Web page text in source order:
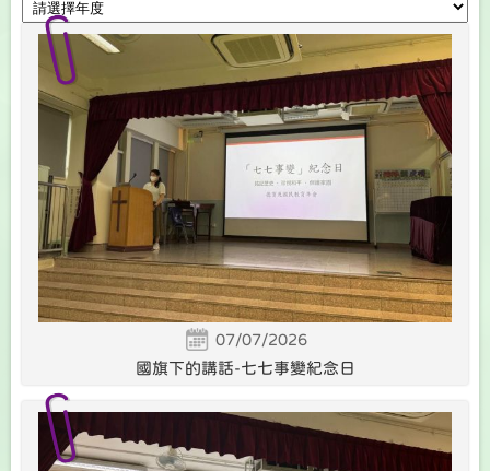
07/07/2026
國旗下的講話-七七事變紀念日